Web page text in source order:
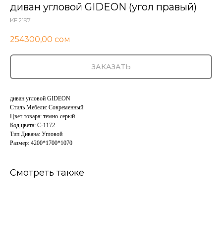
диван угловой GIDEON (угол правый)
KF.2197
254300,00 сом
ЗАКАЗАТЬ
диван угловой GIDEON
Стиль Мебели: Современный
Цвет товара: темно-серый
Код цвета: C-1172
Тип Дивана: Угловой
Размер: 4200*1700*1070
Смотреть также